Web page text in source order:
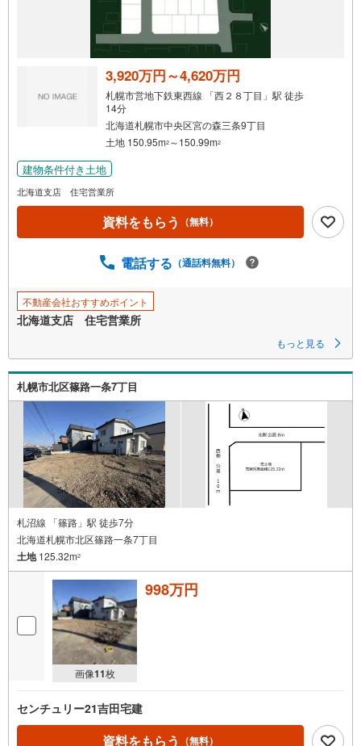
マ
イ
ペ
ー
る
3,920万円～4,620万円
札幌市営地下鉄東西線 「西２８丁目」駅 徒歩
14分
北海道札幌市中央区宮の森三条9丁目
土地 150.95m2 ～150.99m2
建物条件付き土地
北海道支店 住宅営業所
資料をもらう （無料）
電話する （通話料無料）
不動産会社おすすめポイント
北海道支店 住宅営業所
もっと見る
札幌市北区篠路一条7丁目
札沼線 「篠路」駅 徒歩7分
北海道札幌市北区篠路一条7丁目
土地125.32m2
画像11枚
998万円
センチュリー21吉田宅建
資料をもらう （無料）